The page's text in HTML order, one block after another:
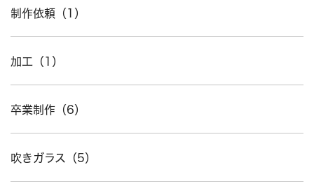
制作依頼（1）
加工（1）
卒業制作（6）
吹きガラス（5）